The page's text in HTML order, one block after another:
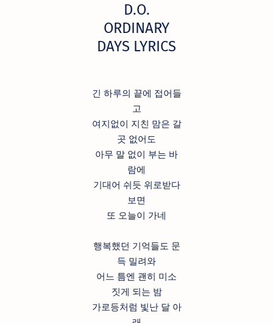
D.O.
ORDINARY
DAYS LYRICS
긴 하루의 끝에 접어들
고
여지없이 지친 맘은 갈
곳 없어도
아무 말 없이 부는 바
람에
기대어 쉬듯 위로받다
보면
또 오늘이 가네
행복했던 기억들도 문
득 밀려와
어느 틈엔 괜히 미소
짓게 되는 밤
가로등처럼 빛난 달 아